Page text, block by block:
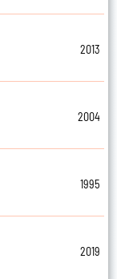
2013
2004
1995
2019